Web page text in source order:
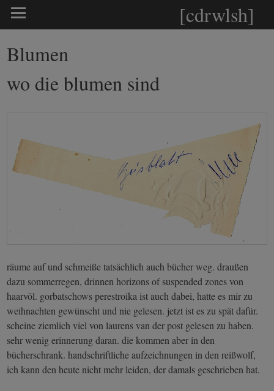
[cdrwlsh]
Blumen
wo die blumen sind
räume auf und schmeiße tatsächlich auch bücher weg. draußen
dazu sommerregen, drinnen horizons of suspended zones von
haarvöl. gorbatschows perestroika ist auch dabei, hatte es mir zu
weihnachten gewünscht und nie gelesen. jetzt ist es zu spät dafür.
scheine ziemlich viel von laurens van der post gelesen zu haben.
sehr wenig erinnerung daran. die kommen aber in den
bücherschrank. handschriftliche aufzeichnungen in den reißwolf,
ich kann den heute nicht mehr leiden, der damals geschrieben hat.